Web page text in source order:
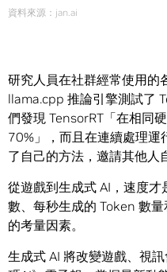
資料來源：jan.ai
研究人員在社群經常使用的
llama.cpp 推論引擎測試了
們發現 TensorRT「在相同
70%」，而且在連續處理運
了自己的方法，邀請其他人
從遊戲到生成式 AI，速度
數、每秒生成的 Token 數
的考量因素。
生成式 AI 將改變遊戲、視